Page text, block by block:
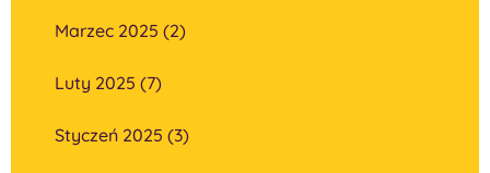
Marzec 2025 (2)
Luty 2025 (7)
Styczeń 2025 (3)